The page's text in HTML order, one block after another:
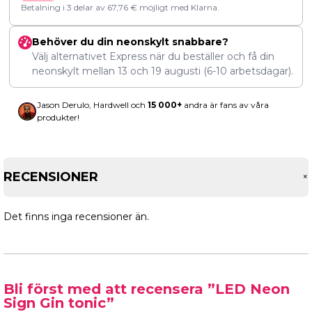
Betalning i 3 delar av 67,76 € möjligt med Klarna.
Behöver du din neonskylt snabbare?
Välj alternativet Express när du beställer och få din
neonskylt mellan 13 och 19 augusti (6-10 arbetsdagar).
Jason Derulo, Hardwell och 15 000+ andra är fans av våra
produkter!
RECENSIONER +
Det finns inga recensioner än.
Bli först med att recensera ”LED Neon
Sign Gin tonic”